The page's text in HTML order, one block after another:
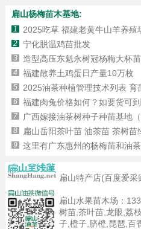
扁山杨梅苗木基地:
1 2025吃草 福建老黄牛山羊养殖
2 宁化脱温鸡苗批发
3 造型高压东魁永树冠杨梅大杯
4 福建散养土鸡蛋日产量10万枚
5 2025油茶种植管理技术列表 育
6 福建肉兔价格如何？如要货可
7 广西嫁接油茶树种子种苗基地（
8 扁山岳阳茶叶苗 油茶苗 茶树苗
9 这里有广东惠州的杨梅苗和油
扁山特产店(百度爱采
扁山水果苗木场：
树苗,茶叶苗,龙眼,荔
子,橙子,脐橙,琵琶,百